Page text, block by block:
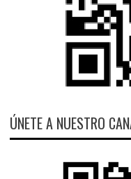
ÚNETE A NUESTRO